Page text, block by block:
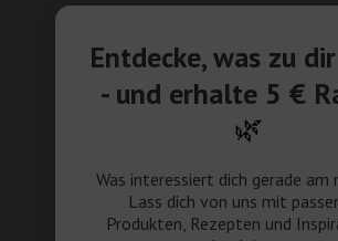
Entdecke, was zu
- und erhalte 5 €
🌿
Was interessiert dich gerade am
Lass dich von uns mit
Produkten, Rezepten und